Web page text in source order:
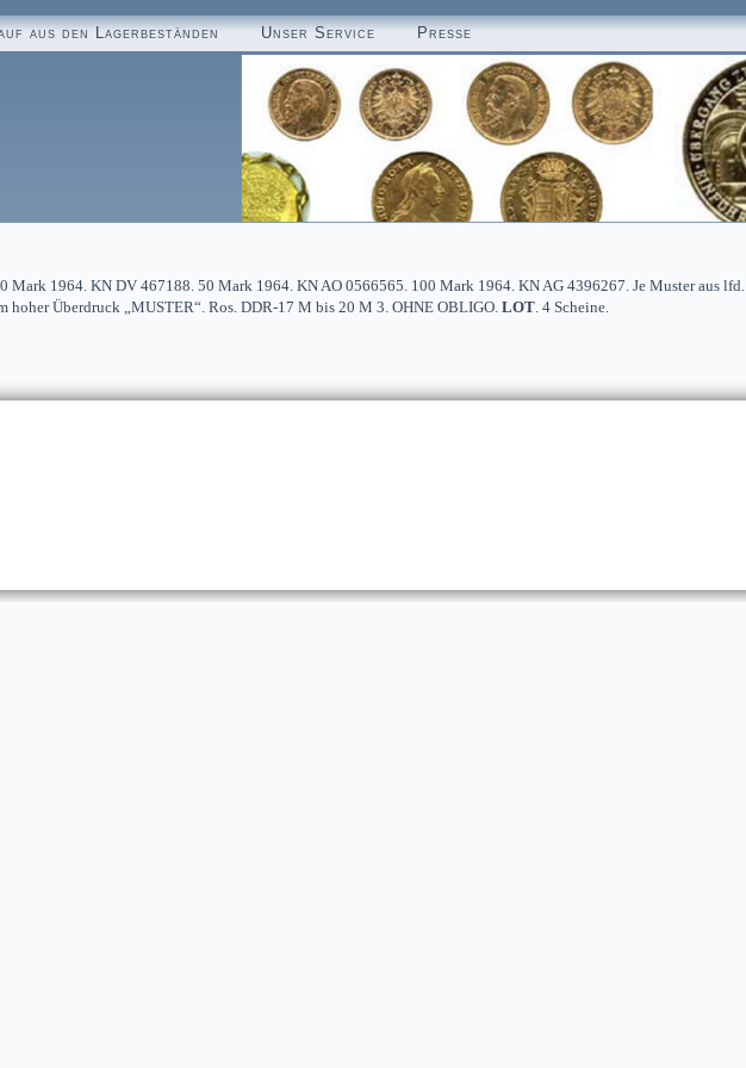
aus den Lagerbeständen Unser Service Presse
Mark 1964. KN DV 467188. 50 Mark 1964. KN AO 0566565. 100 Mark 1964. KN AG 4396267. Je Muster aus lfd.
hoher Überdruck „MUSTER“. Ros. DDR-17 M bis 20 M 3. OHNE OBLIGO. LOT. 4 Scheine.